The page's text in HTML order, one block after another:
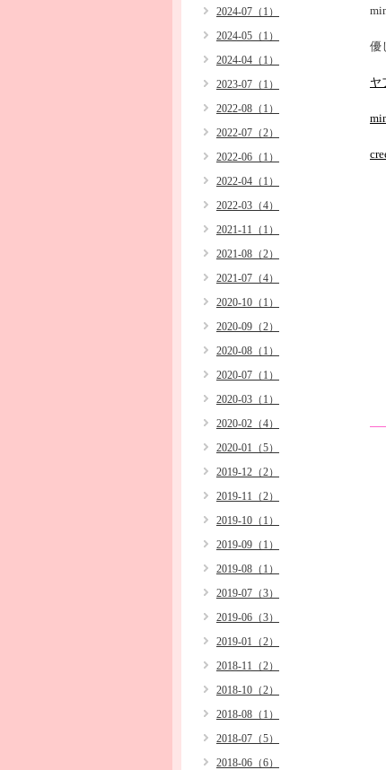
優
ヤ
2024-07（1）
2024-05（1）
2024-04（1）
2023-07（1）
2022-08（1）
2022-07（2）
2022-06（1）
2022-04（1）
2022-03（4）
2021-11（1）
2021-08（2）
2021-07（4）
2020-10（1）
2020-09（2）
2020-08（1）
2020-07（1）
2020-03（1）
2020-02（4）
2020-01（5）
2019-12（2）
2019-11（2）
2019-10（1）
2019-09（1）
2019-08（1）
2019-07（3）
2019-06（3）
2019-01（2）
2018-11（2）
2018-10（2）
2018-08（1）
2018-07（5）
2018-06（6）